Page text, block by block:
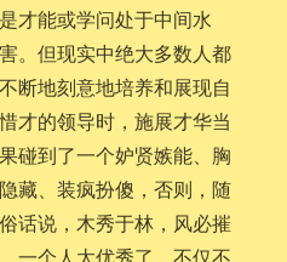
才能或学问处于中间水
。但现实中绝大多数人都
断地刻意地培养和展现自
才的领导时，施展才华当
碰到了一个妒贤嫉能、胸
藏、装疯扮傻，否则，随
话说，木秀于林，风必摧
一个人太优秀了，不仅不